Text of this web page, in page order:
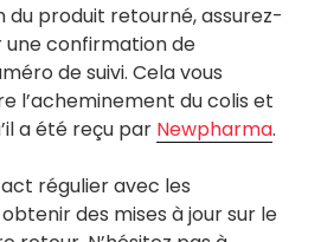
du produit retourné, assurez-
une confirmation de
de suivi. Cela vous
l’acheminement du colis et
a été reçu par Newpharma.
régulier avec les
des mises à jour sur le